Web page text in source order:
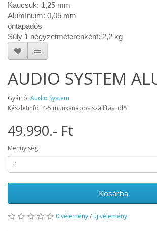
Kaucsuk: 1,25 mm
Alumínium: 0,05 mm
öntapadós
Súly 1 négyzetméterenként: 2,2 kg
AUDIO SYSTEM
Gyártó: Audio System
Készletinfó: 4-5 munkanapos szállítási idő
49.990.- Ft
Mennyiség
Kosárba
0 vélemény/ új vélemény